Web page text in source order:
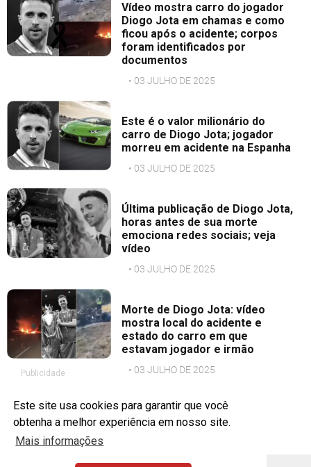
Este site usa cookies para garantir que você
obtenha a melhor experiência em nosso site.
Mais informações
Vídeo mostra carro do jogador
Diogo Jota em chamas e como
ficou após o acidente; corpos
foram identificados por
documentos
• 03 JULHO DE 2025
Este é o valor milionário do
carro de Diogo Jota; jogador
morreu em acidente na Espanha
• 03 JULHO DE 2025
Última publicação de Diogo Jota,
horas antes de sua morte
emociona redes sociais; veja
vídeo
• 03 JULHO DE 2025
Morte de Diogo Jota: vídeo
mostra local do acidente e
estado do carro em que
estavam jogador e irmão
• 03 JULHO DE 2025
Publicidade